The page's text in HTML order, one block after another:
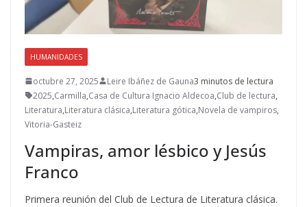
HUMANIDADES
octubre 27, 2025 Leire Ibáñez de Gauna3 minutos de lectura
2025,Carmilla,Casa de Cultura Ignacio Aldecoa,Club de lectura,
Literatura,Literatura clásica,Literatura gótica,Novela de vampiros,
Vitoria-Gasteiz
Vampiras, amor lésbico y Jesús
Franco
Primera reunión del Club de Lectura de Literatura clásica.